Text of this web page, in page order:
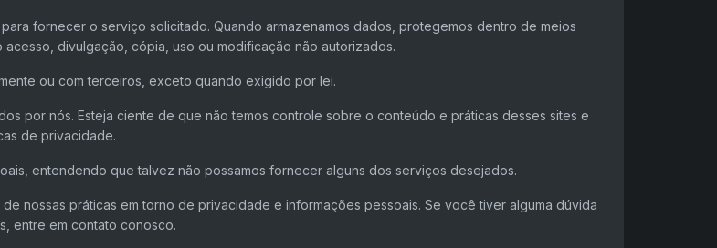
fornecer o serviço solicitado. Quando armazenamos dados, protegemos dentro de meios
divulgação, cópia, uso ou modificação não autorizados.
ou com terceiros, exceto quando exigido por lei.
por nós. Esteja ciente de que não temos controle sobre o conteúdo e práticas desses sites e
de privacidade.
entendendo que talvez não possamos fornecer alguns dos serviços desejados.
nossas práticas em torno de privacidade e informações pessoais. Se você tiver alguma dúvida
entre em contato conosco.